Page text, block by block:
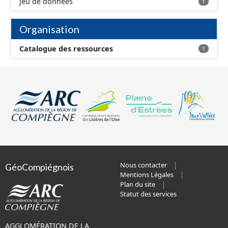
Organisation
Catalogue des ressources 1
GéoCompiégnois
AGGLOMÉRATION DE LA
Nous contacter
Mentions Légales
Plan du site
Statut des services